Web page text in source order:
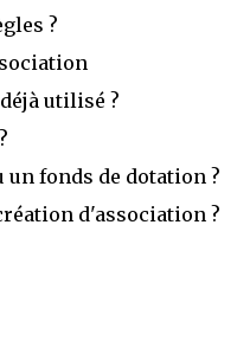
?
utilisé ?
fonds de dotation ?
d'association ?